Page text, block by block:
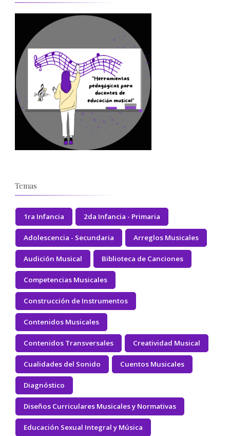
Temas
1ra Infancia 2da Infancia - Primaria
Adolescencia - Secundaria Arreglos Musicales
Audición Musical Biblioteca de Canciones
Competencias Musicales
Construcción de Instrumentos
Contenidos Musicales
Contenidos Transversales Creatividad Musical
Cualidades del Sonido Cuentos Musicales
Diagnóstico
Diseños Curriculares Musicales y Normativas
Educación Sexual Integral y Música